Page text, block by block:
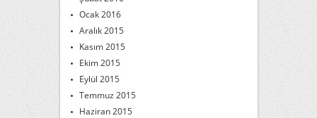
Ocak 2016
Aralık 2015
Kasım 2015
Ekim 2015
Eylül 2015
Temmuz 2015
Haziran 2015